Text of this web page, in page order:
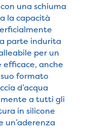
una schiuma
la capacità
parte indurita
per un
anche
formato
d’acqua
a tutti gli
in silicone
un’aderenza